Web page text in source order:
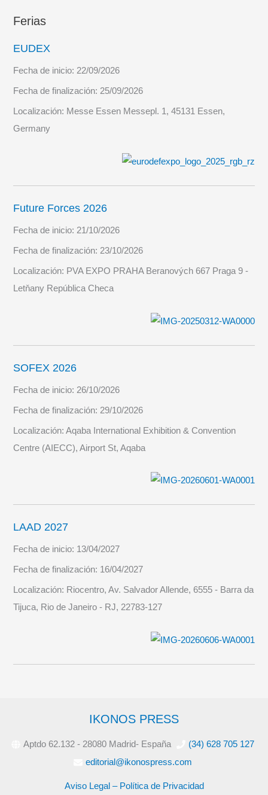
Ferias
EUDEX
Fecha de inicio:22/09/2026
Fecha de finalización:25/09/2026
Localización: Messe Essen Messepl. 1, 45131 Essen,
Germany
Future Forces 2026
Fecha de inicio: 21/10/2026
Fecha de finalización: 23/10/2026
Localización: PVA EXPO PRAHA Beranových 667 Praga 9 -
Letňany República Checa
SOFEX 2026
Fecha de inicio: 26/10/2026
Fecha de finalización: 29/10/2026
Localización:Aqaba International Exhibition & Convention
Centre (AIECC), Airport St, Aqaba
LAAD 2027
Fecha de inicio: 13/04/2027
Fecha de finalización: 16/04/2027
Localización: Riocentro, Av. Salvador Allende, 6555 - Barra da
Tijuca, Rio de Janeiro - RJ, 22783-127
IKONOS PRESS
Aptdo 62.132 - 28080 Madrid- España
(34) 628 705 127
editorial@ikonospress.com
Aviso Legal – Política de Privacidad